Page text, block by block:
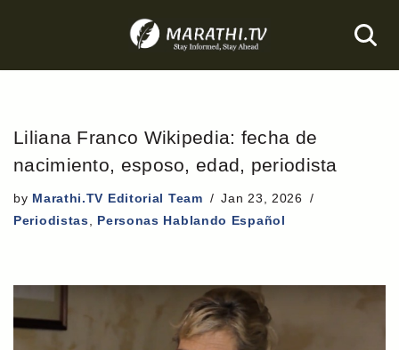
to
Liliana Franco Wikipedia: fecha de
nacimiento, esposo, edad, periodista
by Marathi.TV Editorial Team
Jan 23, 2026
Periodistas
Personas Hablando Español